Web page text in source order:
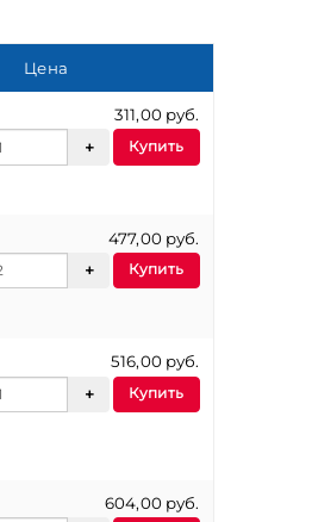
Цена
311,00 руб.
Купить
477,00 руб.
Купить
516,00 руб.
Купить
604,00 руб.